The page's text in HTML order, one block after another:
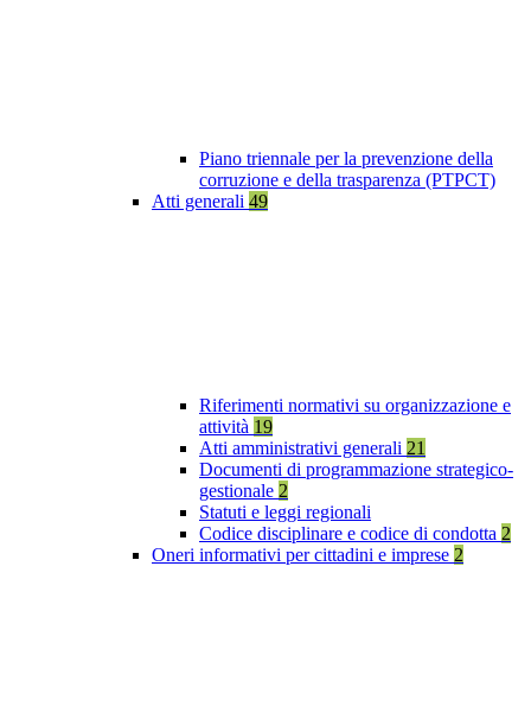
Piano triennale per la prevenzione della
corruzione e della trasparenza (PTPCT)
Atti generali 49
Riferimenti normativi su organizzazione e
attività 19
Atti amministrativi generali 21
Documenti di programmazione strategico-
gestionale 2
Statuti e leggi regionali
Codice disciplinare e codice di condotta 2
Oneri informativi per cittadini e imprese 2